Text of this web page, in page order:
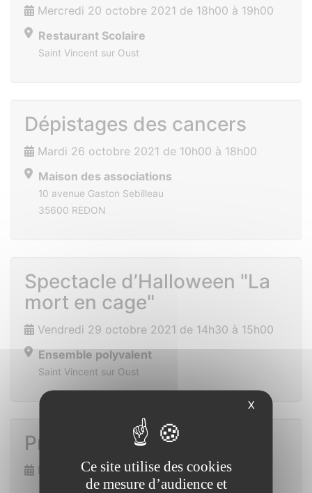
Mercredi 20 octobre 2021 de 18h00 à 19h00
Restaurant Scolaire
Saint Vincent sur Oust
Dépistages des cancers
Mardi 26 octobre 2021 de 10h00 à 18h00
Maison des associations
10 avenue Gaston Sebilleau
35600 REDON
Spectacle d’Halloween "La
mort en cage"
Vendredi 29 octobre 2021 de 14h30 à 15h00
Ensemble polyvalent
Saint Vincent sur Oust
Prix des lecteurs
Dimanche 7 novembre 2021
X
Ce site utilise des cookies
de mesure d’audience et